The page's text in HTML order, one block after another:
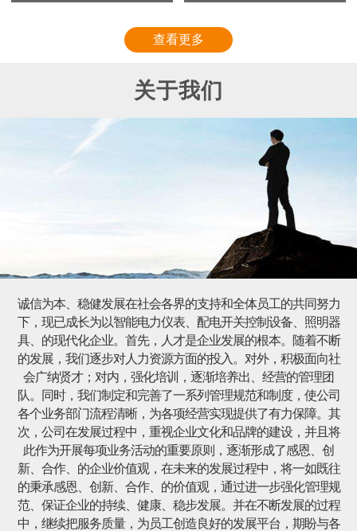
查看更多
关于我们
诚信为本、稳健发展在社会各界的支持和全体员工的共同努力
下，现已成长为以智能电力仪表、配电开关控制设备、照明器
具、的现代化企业。首先，人才是企业发展的根本。随着不断
的发展，我们逐步对人力资源方面的投入。对外，积极面向社
会广纳贤才；对内，强化培训，逐渐培养出、经营的管理团
队。同时，我们制定和完善了一系列管理规范和制度，使公司
各个业务部门流程清晰，为各项经营实现提供了有力保障。其
次，公司在发展过程中，重视企业文化和品牌的建设，并且将
此作为开展每项业务活动的重要原则，逐渐形成了感恩、创
新、合作、的企业价值观，在未来的发展过程中，将一如既往
的秉承感恩、创新、合作、的价值观，通过进一步强化管理规
范、保证企业的持续、健康、稳步发展。并在不断发展的过程
中，继续把服务质量，为员工创造良好的发展平台，期盼与各